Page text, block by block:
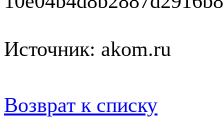
Источник: akom.ru
Возврат к списку